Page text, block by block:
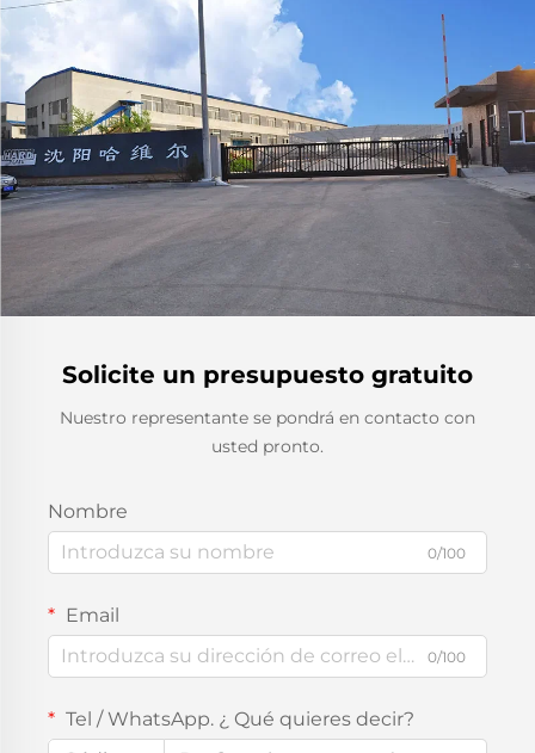
Solicite un presupuesto gratuito
Nuestro representante se pondrá en contacto con
usted pronto.
Nombre
0/100
Email
0/100
Tel / WhatsApp. ¿ Qué quieres decir?